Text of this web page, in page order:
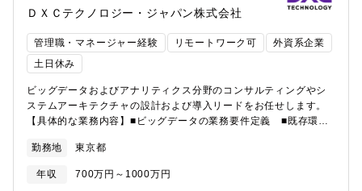
らえる環境である他、入社してからなりたい未来像を見つけてい
ただいても構いません。④千人千色の活躍フィールド社員誰もが
主役となれる、唯一無二のポジションが提供可能。DXCはITにお
けるほとんどの領域をカバーしているため、あらゆる領域にチャ
レンジ可能です。⑤ちょうど良い温度感仕事に対する熱量や、同
僚・顧客との距離感に過剰さがなく、バランスが良い環境です。
⑥らしさの尊重自分の価値観を大切にした自然体なあり方に、互
いに肯定的な社風です。自己実現を重視する姿勢が歓迎される風
土でありながら、やりたいことが明確でない状態の迷いや葛藤も
含めて「その人らしさ」と認める寛容さがあります。
ＤＸＣテクノロジー・ジャパン株式会社
管理職・マネージャー経験 リモートワーク可
外資系企業
土日休み
ビッグデータおよびアナリティクス分野のコンサルティングやシ
ステムアーキテクチャの設計および導入リードをお任せします。
【具体的な業務内容】■ビッグデータの業務要件定義 ■既存環境
入などをご自身の経験をもとにプリセールスをリード■受注後には
ソリューションアーキテクトとしてシステム構築を支援■特定の業
種・業界に関する深い見識や専門知識をもって顧客に相対し、顧
勤務地 東京都
年収 700万円～1000万円